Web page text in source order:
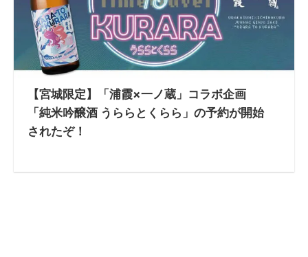
【宮城限定】「浦霞×一ノ蔵」コラボ企画
「純米吟醸酒 うららとくらら」の予約が開始
されたぞ！